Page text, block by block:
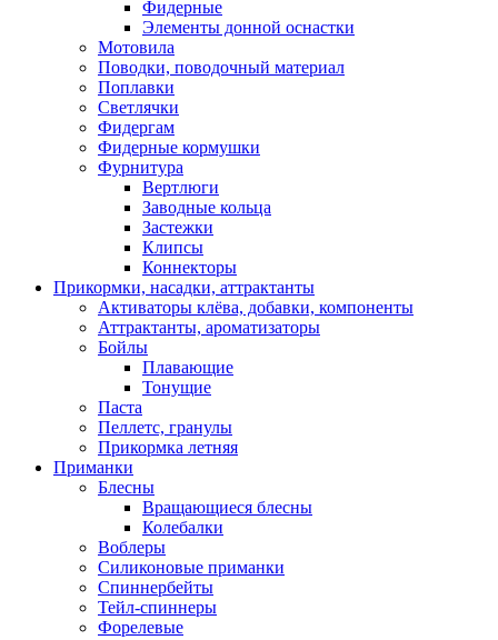
Фидерные
Элементы донной оснастки
Мотовила
Поводки, поводочный материал
Поплавки
Светлячки
Фидергам
Фидерные кормушки
Фурнитура
Вертлюги
Заводные кольца
Застежки
Клипсы
Коннекторы
Прикормки, насадки, аттрактанты
Активаторы клёва, добавки, компоненты
Аттрактанты, ароматизаторы
Бойлы
Плавающие
Тонущие
Паста
Пеллетс, гранулы
Прикормка летняя
Приманки
Блесны
Вращающиеся блесны
Колебалки
Воблеры
Силиконовые приманки
Спиннербейты
Тейл-спиннеры
Форелевые